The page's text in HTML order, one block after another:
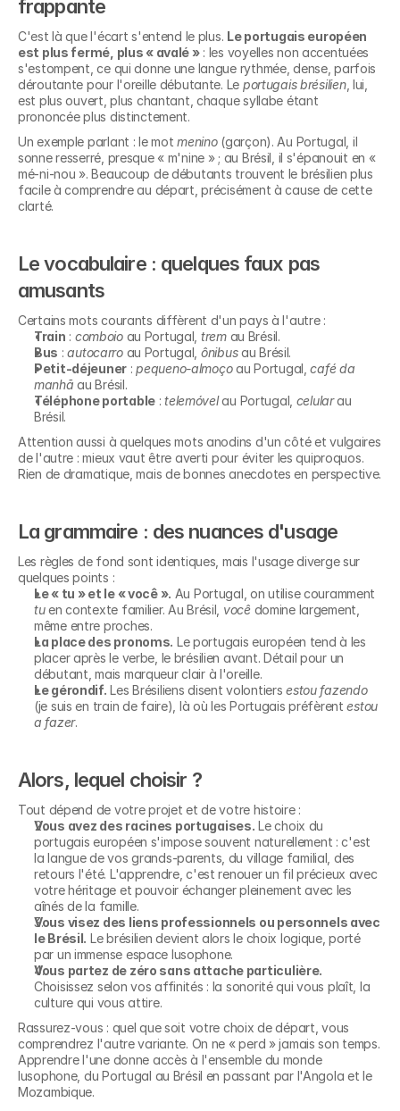
frappante
C'est là que l'écart s'entend le plus. Le portugais européen
est plus fermé, plus « avalé » : les voyelles non accentuées
s'estompent, ce qui donne une langue rythmée, dense, parfois
déroutante pour l'oreille débutante. Le portugais brésilien, lui,
est plus ouvert, plus chantant, chaque syllabe étant
prononcée plus distinctement.
Un exemple parlant : le mot menino (garçon). Au Portugal, il
sonne resserré, presque « m'nine » ; au Brésil, il s'épanouit en «
mé-ni-nou ». Beaucoup de débutants trouvent le brésilien plus
facile à comprendre au départ, précisément à cause de cette
clarté.
Le vocabulaire : quelques faux pas
amusants
Certains mots courants diffèrent d'un pays à l'autre :
Train : comboio au Portugal, trem au Brésil.
Bus : autocarro au Portugal, ônibus au Brésil.
Petit-déjeuner : pequeno-almoço au Portugal, café da
manhã au Brésil.
Téléphone portable : telemóvel au Portugal, celular au
Brésil.
Attention aussi à quelques mots anodins d'un côté et vulgaires
de l'autre : mieux vaut être averti pour éviter les quiproquos.
Rien de dramatique, mais de bonnes anecdotes en perspective.
La grammaire : des nuances d'usage
Les règles de fond sont identiques, mais l'usage diverge sur
quelques points :
Le « tu » et le « você ».
tu en contexte familier. Au Brésil, você domine largement,
même entre proches.
La place des pronoms. Le portugais européen tend à les
placer après le verbe, le brésilien avant. Détail pour un
débutant, mais marqueur clair à l'oreille.
Le gérondif. Les Brésiliens disent volontiers estou fazendo
(je suis en train de faire), là où les Portugais préfèrent estou
a fazer.
Alors, lequel choisir ?
Tout dépend de votre projet et de votre histoire :
Vous avez des racines portugaises. Le choix du
portugais européen s'impose souvent naturellement : c'est
la langue de vos grands-parents, du village familial, des
retours l'été. L'apprendre, c'est renouer un fil précieux avec
votre héritage et pouvoir échanger pleinement avec les
aînés de la famille.
Vous visez des liens professionnels ou personnels avec
le Brésil. Le brésilien devient alors le choix logique, porté
par un immense espace lusophone.
Vous partez de zéro sans attache particulière.
Choisissez selon vos affinités : la sonorité qui vous plaît, la
culture qui vous attire.
Rassurez-vous : quel que soit votre choix de départ, vous
comprendrez l'autre variante. On ne « perd » jamais son temps.
Apprendre l'une donne accès à l'ensemble du monde
lusophone, du Portugal au Brésil en passant par l'Angola et le
Mozambique.